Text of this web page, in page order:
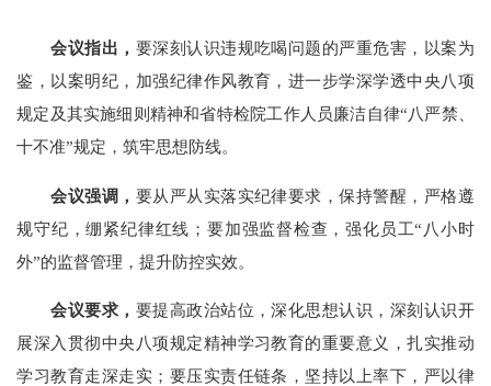
会议指出， 要深刻认识违规吃喝问题的严重危害，以案为
鉴，以案明纪，加强纪律作风教育，进一步学深学透中央八项
规定及其实施细则精神和省特检院工作人员廉洁自律“八严禁、
十不准”规定，筑牢思想防线。
会议强调， 要从严从实落实纪律要求，保持警醒，严格遵
规守纪，绷紧纪律红线；要加强监督检查，强化员工“八小时
外”的监督管理，提升防控实效。
会议要求， 要提高政治站位，深化思想认识，深刻认识开
展深入贯彻中央八项规定精神学习教育的重要意义，扎实推动
学习教育走深走实；要压实责任链条，坚持以上率下，严以律